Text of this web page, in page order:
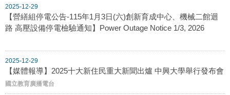
2025-12-29
【營繕組停電公告-115年1月3日(六)創新育成中心、機械二館迴
路 高壓設備停電檢驗通知】Power Outage Notice 1/3, 2026
2025-12-29
【媒體報導】2025十大新住民重大新聞出爐 中興大學舉行發布會
國立教育廣播電台